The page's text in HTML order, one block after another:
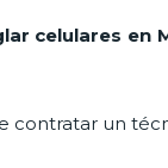
celulares en
contratar un